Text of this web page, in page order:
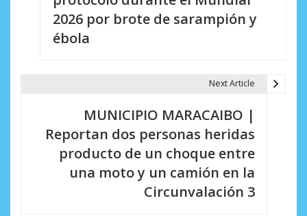
2026 por brote de sarampión y
ébola
Next Article
MUNICIPIO MARACAIBO |
Reportan dos personas heridas
producto de un choque entre
una moto y un camión en la
Circunvalación 3